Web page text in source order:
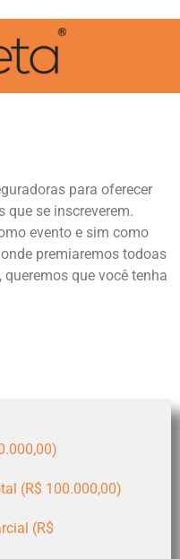
para oferecer
que se inscreverem.
evento e sim como
premiaremos todoas
que você tenha
(R$ 100.000,00)
(R$